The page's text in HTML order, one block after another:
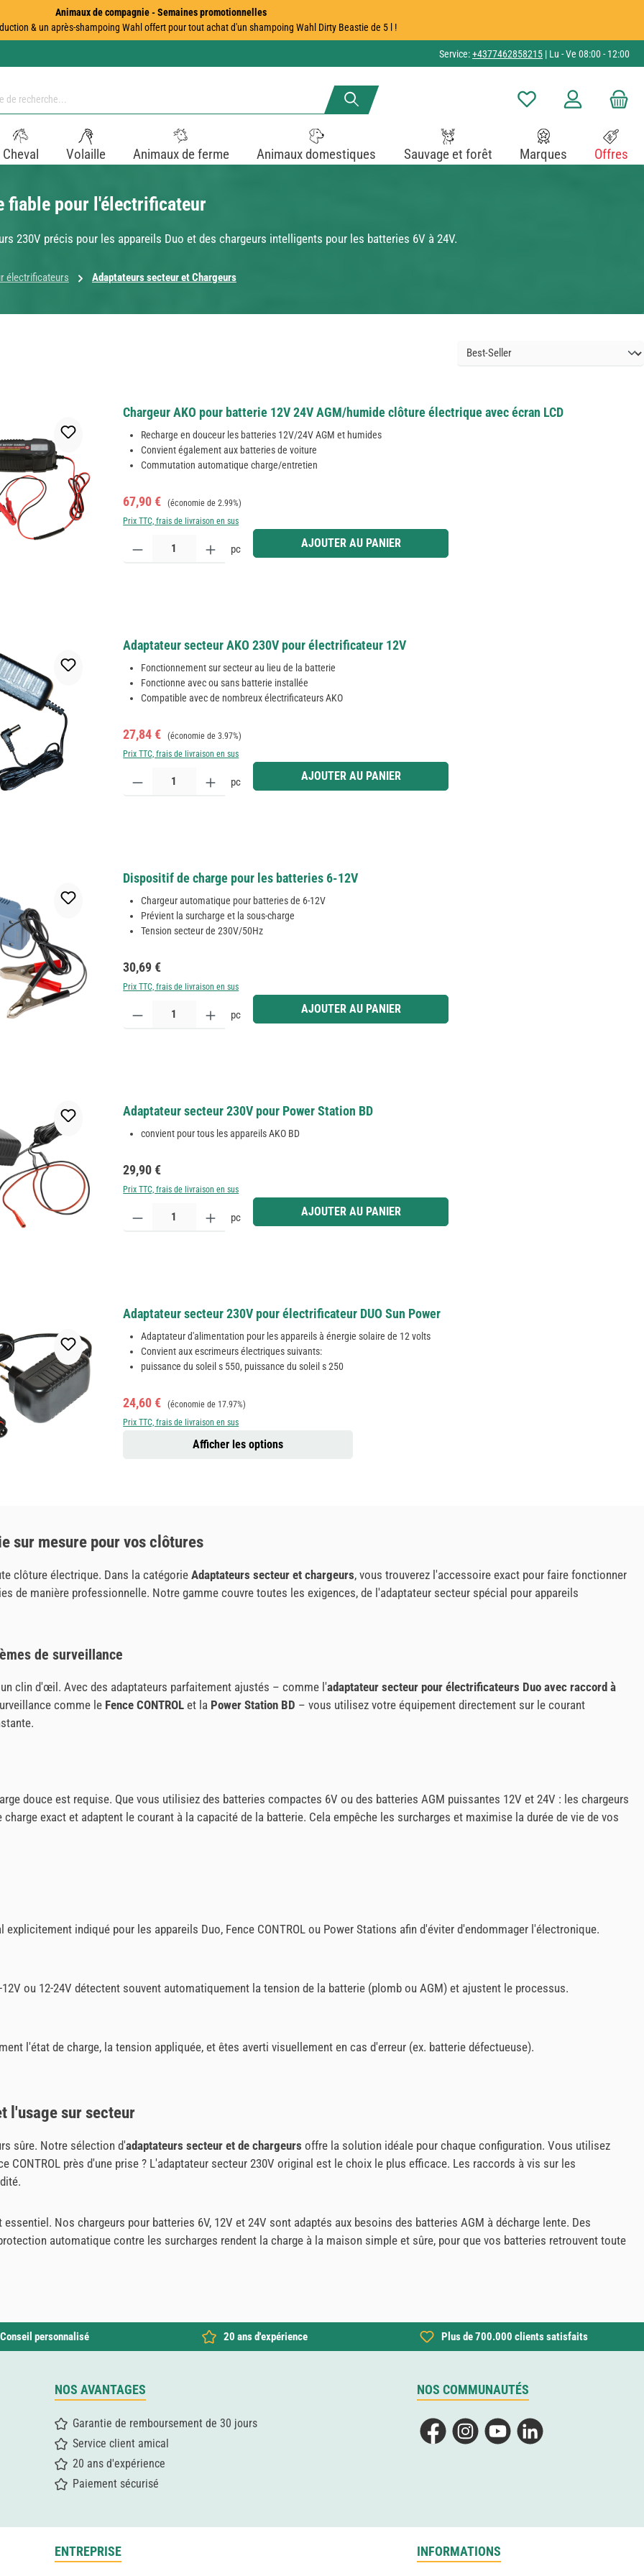
Animaux de compagnie - Semaines promotionnelles
& un après-shampoing Wahl offert pour tout achat d'un shampoing Wahl Dirty Beastie de 5 l !
Service:+4377462858215 | Lu - Ve 08:00 - 12:00
Vous avez 0 articles dans
Cheval Volaille Animaux de ferme Animaux domestiques Sauvage et forêt Marques Offres
fiable pour l'électrificateur
230V précis pour les appareils Duo et des chargeurs intelligents pour les batteries 6V à 24V.
électrificateurs Adaptateurs secteur et Chargeurs
Chargeur AKO pour batterie 12V 24V AGM/humide clôture électrique avec écran LCD
Recharge en douceur les batteries 12V/24V AGM et humides
Convient également aux batteries de voiture
Commutation automatique charge/entretien
Prix de vente :
67,90 € Prix régulier :
(économie de 2.99%)
Prix TTC, frais de livraison en sus
Quantité de produit : Entrez la quantité souhaitée ou utilisez les boutons pour augmenter ou diminuer la quantité.
pc AJOUTER AU PANIER
Adaptateur secteur AKO 230V pour électrificateur 12V
Fonctionnement sur secteur au lieu de la batterie
Fonctionne avec ou sans batterie installée
Compatible avec de nombreux électrificateurs AKO
Prix de vente :
27,84 € Prix régulier :
(économie de 3.97%)
Prix TTC, frais de livraison en sus
Quantité de produit : Entrez la quantité souhaitée ou utilisez les boutons pour augmenter ou diminuer la quantité.
pc AJOUTER AU PANIER
Dispositif de charge pour les batteries 6-12V
Chargeur automatique pour batteries de 6-12V
Prévient la surcharge et la sous-charge
Tension secteur de 230V/50Hz
Prix régulier :
30,69 €
Prix TTC, frais de livraison en sus
Quantité de produit : Entrez la quantité souhaitée ou utilisez les boutons pour augmenter ou diminuer la quantité.
pc AJOUTER AU PANIER
Adaptateur secteur 230V pour Power Station BD
convient pour tous les appareils AKO BD
Prix régulier :
29,90 €
Prix TTC, frais de livraison en sus
Quantité de produit : Entrez la quantité souhaitée ou utilisez les boutons pour augmenter ou diminuer la quantité.
pc AJOUTER AU PANIER
Adaptateur secteur 230V pour électrificateur DUO Sun Power
Adaptateur d'alimentation pour les appareils à énergie solaire de 12 volts
Convient aux escrimeurs électriques suivants:
puissance du soleil s 550, puissance du soleil s 250
Prix de vente :
24,60 € Prix régulier :
(économie de 17.97%)
Prix TTC, frais de livraison en sus
Afficher les options
sur mesure pour vos clôtures
clôture électrique. Dans la catégorie Adaptateurs secteur et chargeurs, vous trouverez l'accessoire exact pour faire fonctionner
de manière professionnelle. Notre gamme couvre toutes les exigences, de l'adaptateur secteur spécial pour appareils
de surveillance
clin d'œil. Avec des adaptateurs parfaitement ajustés – comme l'adaptateur secteur pour électrificateurs Duo avec raccord à
comme le Fence CONTROL et la Power Station BD – vous utilisez votre équipement directement sur le courant
douce est requise. Que vous utilisiez des batteries compactes 6V ou des batteries AGM puissantes 12V et 24V : les chargeurs
exact et adaptent le courant à la capacité de la batterie. Cela empêche les surcharges et maximise la durée de vie de vos
indiqué pour les appareils Duo, Fence CONTROL ou Power Stations afin d'éviter d'endommager l'électronique.
ou 12-24V détectent souvent automatiquement la tension de la batterie (plomb ou AGM) et ajustent le processus.
l'état de charge, la tension appliquée, et êtes averti visuellement en cas d'erreur (ex. batterie défectueuse).
l'usage sur secteur
sûre. Notre sélection d'adaptateurs secteur et de chargeurs offre la solution idéale pour chaque configuration. Vous utilisez
près d'une prise ? L'adaptateur secteur 230V original est le choix le plus efficace. Les raccords à vis sur les
Nos chargeurs pour batteries 6V, 12V et 24V sont adaptés aux besoins des batteries AGM à décharge lente. Des
automatique contre les surcharges rendent la charge à la maison simple et sûre, pour que vos batteries retrouvent toute
Conseil personnalisé 20 ans d'expérience Plus de 700.000 clients satisfaits
NOS AVANTAGES
Garantie de remboursement de 30 jours
Service client amical
20 ans d'expérience
Paiement sécurisé
NOS COMMUNAUTÉS
FacebookInstagramYouTubeLinkedIn
ENTREPRISE INFORMATIONS